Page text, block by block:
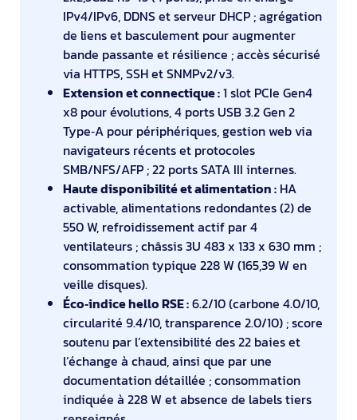
IPv4/IPv6, DDNS et serveur DHCP ; agrégation
de liens et basculement pour augmenter
bande passante et résilience ; accès sécurisé
via HTTPS, SSH et SNMPv2/v3.
Extension et connectique :1 slot PCIe Gen4
x8 pour évolutions, 4 ports USB 3.2 Gen 2
Type‑A pour périphériques, gestion web via
navigateurs récents et protocoles
SMB/NFS/AFP ; 22 ports SATA III internes.
Haute disponibilité et alimentation : HA
activable, alimentations redondantes (2) de
550 W, refroidissement actif par 4
ventilateurs ; châssis 3U 483 x 133 x 630 mm ;
consommation typique 228 W (165,39 W en
veille disques).
Éco‑indice hello RSE :6.2/10 (carbone 4.0/10,
circularité 9.4/10, transparence 2.0/10) ; score
soutenu par l’extensibilité des 22 baies et
l’échange à chaud, ainsi que par une
documentation détaillée ; consommation
indiquée à 228 W et absence de labels tiers